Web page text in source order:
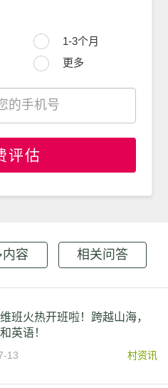
1-3个月
更多
评估
内容 相关问答
班火热开班啦！跨越山海，
英语！
13 村资讯